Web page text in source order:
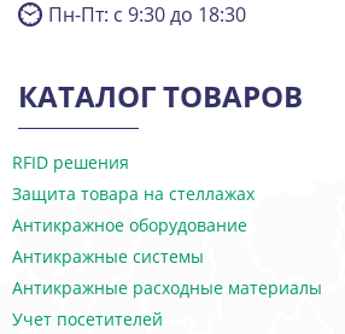
Пн-Пт: с 9:30 до 18:30
КАТАЛОГ ТОВАРОВ
RFID решения
Защита товара на стеллажах
Антикражное оборудование
Антикражные системы
Антикражные расходные материалы
Учет посетителей